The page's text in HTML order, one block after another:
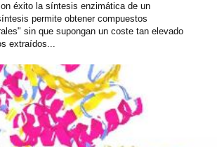
éxito la síntesis enzimática de un
permite obtener compuestos
sin que supongan un coste tan elevado
extraídos...